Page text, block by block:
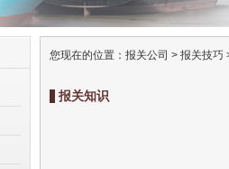
您现在的位置： 报关公司 > 报关技巧
报关知识